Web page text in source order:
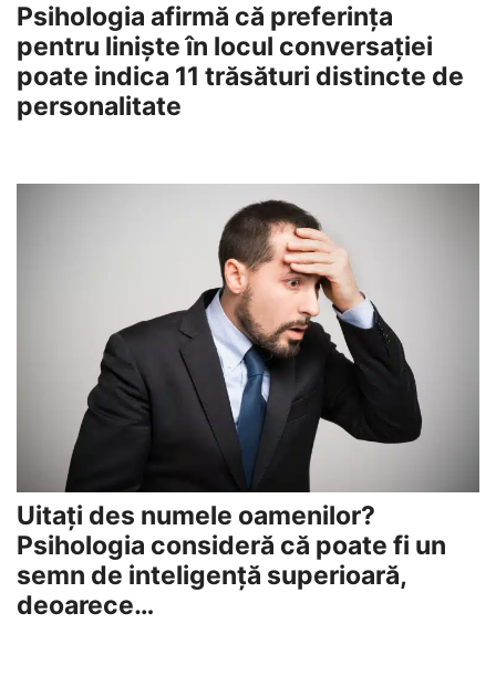
Psihologia afirmă că preferința
pentru liniște în locul conversației
poate indica 11 trăsături distincte de
personalitate
Uitați des numele oamenilor?
Psihologia consideră că poate fi un
semn de inteligență superioară,
deoarece…